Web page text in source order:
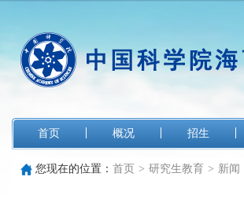
首页 概况 招生
您现在的位置： 首页 > 研究生教育 > 新闻